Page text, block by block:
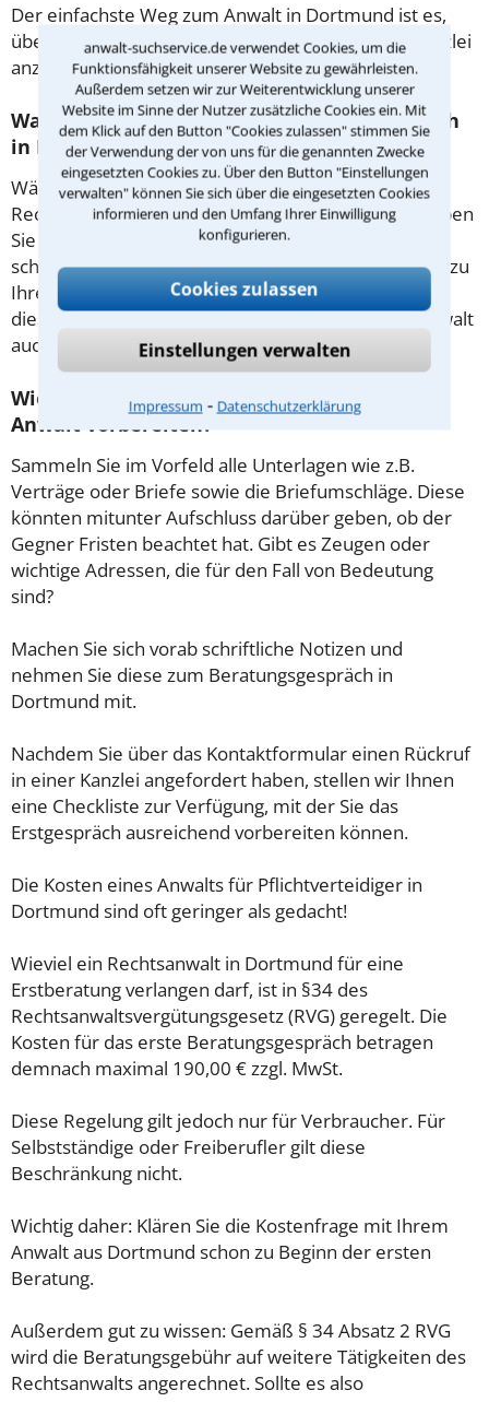
anwalt-suchservice.de verwendet Cookies, um die
Funktionsfähigkeit unserer Website zu gewährleisten.
Außerdem setzen wir zur Weiterentwicklung unserer
Website im Sinne der Nutzer zusätzliche Cookies ein. Mit
dem Klick auf den Button "Cookies zulassen" stimmen Sie
der Verwendung der von uns für die genannten Zwecke
eingesetzten Cookies zu. Über den Button "Einstellungen
verwalten" können Sie sich über die eingesetzten Cookies
informieren und den Umfang Ihrer Einwilligung
konfigurieren.
Cookies zulassen
Einstellungen verwalten
Impressum ⁃ Datenschutzerklärung
Der einfachste Weg zum Anwalt in Dortmund ist es,
über unser Kontaktformular einen Rückruf der Kanzlei
anzufordern - probieren Sie es gleich aus.
Was passiert beim anwaltlichen Erstgespräch
in Dortmund?
Während des ersten Gesprächs mit Ihrem
Rechtsanwalt für Pflichtverteidiger in Dortmund haben
Sie die Möglichkeit, in Ruhe den Sachverhalt zu
schildern, sodass Sie eine qualifizierte Einschätzung zu
Ihrem Fall und Ihren Erfolgsaussichten erhalten. In
diesem Termin besprechen Sie dann mit Ihrem Anwalt
auch die weitere Vorgehensweise in Ihrem Fall.
Wie sollten sie Sich auf den Termin beim
Anwalt vorbereiten?
Sammeln Sie im Vorfeld alle Unterlagen wie z.B.
Verträge oder Briefe sowie die Briefumschläge. Diese
könnten mitunter Aufschluss darüber geben, ob der
Gegner Fristen beachtet hat. Gibt es Zeugen oder
wichtige Adressen, die für den Fall von Bedeutung
sind?
Machen Sie sich vorab schriftliche Notizen und
nehmen Sie diese zum Beratungsgespräch in
Dortmund mit.
Nachdem Sie über das Kontaktformular einen Rückruf
in einer Kanzlei angefordert haben, stellen wir Ihnen
eine Checkliste zur Verfügung, mit der Sie das
Erstgespräch ausreichend vorbereiten können.
Die Kosten eines Anwalts für Pflichtverteidiger in
Dortmund sind oft geringer als gedacht!
Wieviel ein Rechtsanwalt in Dortmund für eine
Erstberatung verlangen darf, ist in §34 des
Rechtsanwaltsvergütungsgesetz (RVG) geregelt. Die
Kosten für das erste Beratungsgespräch betragen
demnach maximal 190,00 € zzgl. MwSt.
Diese Regelung gilt jedoch nur für Verbraucher. Für
Selbstständige oder Freiberufler gilt diese
Beschränkung nicht.
Wichtig daher: Klären Sie die Kostenfrage mit Ihrem
Anwalt aus Dortmund schon zu Beginn der ersten
Beratung.
Außerdem gut zu wissen: Gemäß § 34 Absatz 2 RVG
wird die Beratungsgebühr auf weitere Tätigkeiten des
Rechtsanwalts angerechnet. Sollte es also